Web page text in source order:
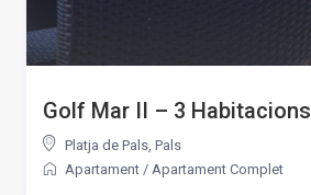
Golf Mar II – 3 Habitacions
Platja de Pals, Pals
Apartament / Apartament Complet